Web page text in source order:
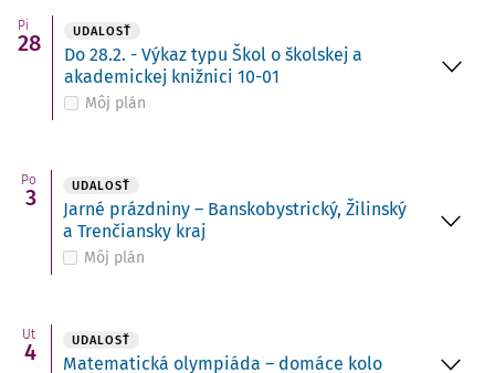
Pi
28 UDALOSŤ
Do 28.2. - Výkaz typu Škol o školskej a
akademickej knižnici 10-01
Môj plán
Po
3 UDALOSŤ
Jarné prázdniny – Banskobystrický, Žilinský
a Trenčiansky kraj
Môj plán
Ut
4 UDALOSŤ
Matematická olympiáda – domáce kolo